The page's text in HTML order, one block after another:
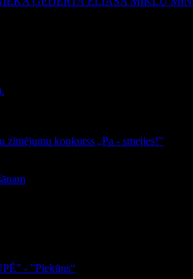
konkurss „Pa - smejies!”
- ”Piekūns“